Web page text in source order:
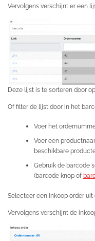
Vervolgens verschijnt er een
Deze lijst is te sorteren door
Of filter de lijst door in het
Voer het
Voer een
beschikbare
Gebruik de barcode
(barcode knop of
Selecteer een inkoop order uit
Vervolgens verschijnt de